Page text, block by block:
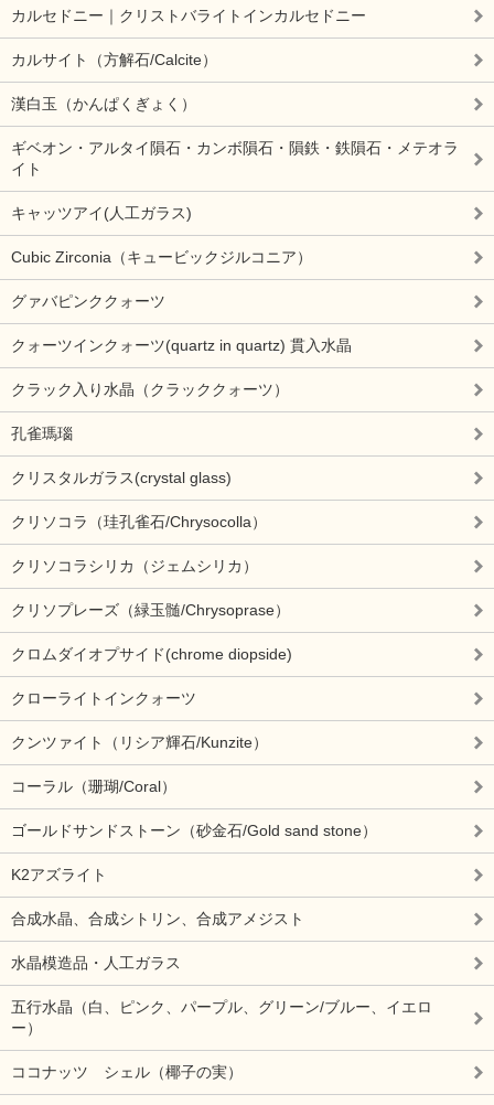
カルセドニー｜クリストバライトインカルセドニー
カルサイト（方解石/Calcite）
漢白玉（かんぱくぎょく）
ギベオン・アルタイ隕石・カンボ隕石・隕鉄・鉄隕石・メテオラ
イト
キャッツアイ(人工ガラス)
Cubic Zirconia（キュービックジルコニア）
グァバピンククォーツ
クォーツインクォーツ(quartz in quartz) 貫入水晶
クラック入り水晶（クラッククォーツ）
孔雀瑪瑙
クリスタルガラス(crystal glass)
クリソコラ（珪孔雀石/Chrysocolla）
クリソコラシリカ（ジェムシリカ）
クリソプレーズ（緑玉髄/Chrysoprase）
クロムダイオプサイド(chrome diopside)
クローライトインクォーツ
クンツァイト（リシア輝石/Kunzite）
コーラル（珊瑚/Coral）
ゴールドサンドストーン（砂金石/Gold sand stone）
K2アズライト
合成水晶、合成シトリン、合成アメジスト
水晶模造品・人工ガラス
五行水晶（白、ピンク、パープル、グリーン/ブルー、イエロ
ー）
ココナッツ シェル（椰子の実）